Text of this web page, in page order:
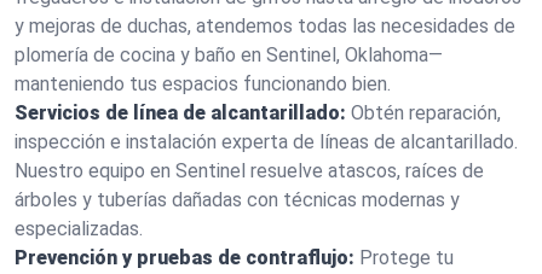
y mejoras de duchas, atendemos todas las necesidades de
plomería de cocina y baño en Sentinel, Oklahoma—
manteniendo tus espacios funcionando bien.
Servicios de línea de alcantarillado: Obtén reparación,
inspección e instalación experta de líneas de alcantarillado.
Nuestro equipo en Sentinel resuelve atascos, raíces de
árboles y tuberías dañadas con técnicas modernas y
especializadas.
Prevención y pruebas de contraflujo: Protege tu